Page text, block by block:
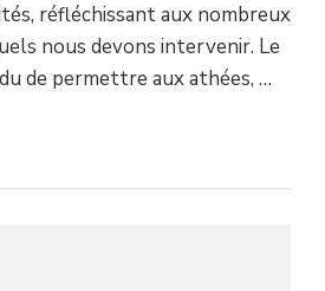
réfléchissant aux nombreux
nous devons intervenir. Le
de permettre aux athées, …